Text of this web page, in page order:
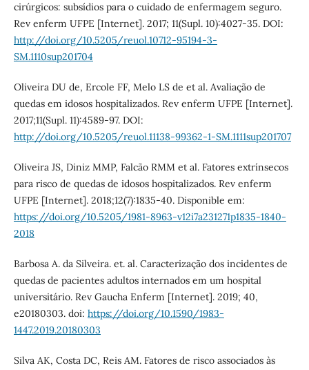
cirúrgicos: subsídios para o cuidado de enfermagem seguro.
Rev enferm UFPE [Internet]. 2017; 11(Supl. 10):4027-35. DOI:
http://doi.org/10.5205/reuol.10712-95194-3-
SM.1110sup201704
Oliveira DU de, Ercole FF, Melo LS de et al. Avaliação de
quedas em idosos hospitalizados. Rev enferm UFPE [Internet].
2017;11(Supl. 11):4589-97. DOI:
http://doi.org/10.5205/reuol.11138-99362-1-SM.1111sup201707
Oliveira JS, Diniz MMP, Falcão RMM et al. Fatores extrínsecos
para risco de quedas de idosos hospitalizados. Rev enferm
UFPE [Internet]. 2018;12(7):1835-40. Disponible em:
https://doi.org/10.5205/1981-8963-v12i7a231271p1835-1840-
2018
Barbosa A. da Silveira. et. al. Caracterização dos incidentes de
quedas de pacientes adultos internados em um hospital
universitário. Rev Gaucha Enferm [Internet]. 2019; 40,
e20180303. doi: https://doi.org/10.1590/1983-
1447.2019.20180303
Silva AK, Costa DC, Reis AM. Fatores de risco associados às